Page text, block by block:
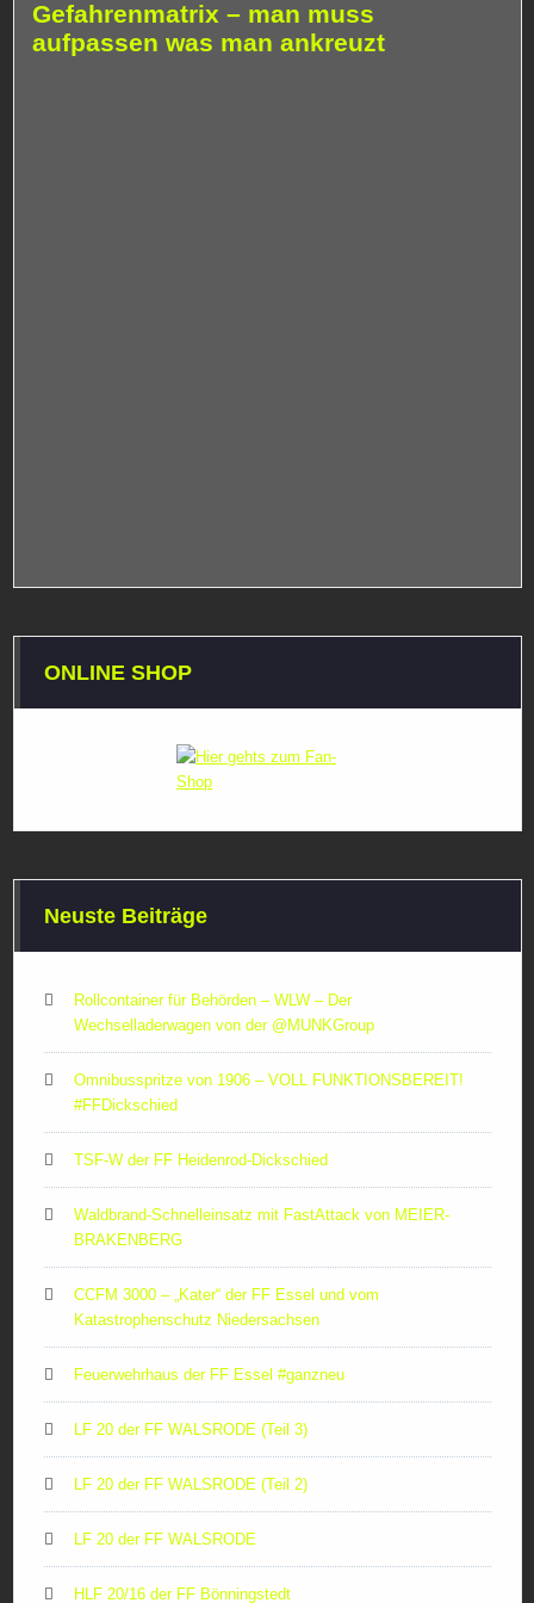
Gefahrenmatrix – man muss
aufpassen was man ankreuzt
ONLINE SHOP
Neuste Beiträge
Rollcontainer für Behörden – WLW – Der
Wechselladerwagen von der ‪@MUNKGroup‬
Omnibusspritze von 1906 – VOLL FUNKTIONSBEREIT!
#FFDickschied
TSF-W der FF Heidenrod-Dickschied
Waldbrand-Schnelleinsatz mit FastAttack von MEIER-
BRAKENBERG
CCFM 3000 – „Kater“ der FF Essel und vom
Katastrophenschutz Niedersachsen
Feuerwehrhaus der FF Essel #ganzneu
LF 20 der FF WALSRODE (Teil 3)
LF 20 der FF WALSRODE (Teil 2)
LF 20 der FF WALSRODE
HLF 20/16 der FF Bönningstedt